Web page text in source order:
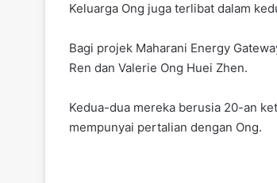
Keluarga Ong juga terlibat dalam
Bagi projek Maharani Energy
Ren dan Valerie Ong Huei Zhen.
Kedua-dua mereka berusia 20-an
mempunyai pertalian dengan Ong.